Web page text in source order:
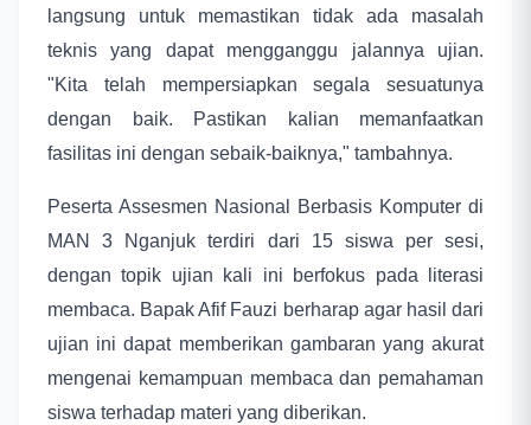
langsung untuk memastikan tidak ada masalah
teknis yang dapat mengganggu jalannya ujian.
"Kita telah mempersiapkan segala sesuatunya
dengan baik. Pastikan kalian memanfaatkan
fasilitas ini dengan sebaik-baiknya," tambahnya.
Peserta Assesmen Nasional Berbasis Komputer di
MAN 3 Nganjuk terdiri dari 15 siswa per sesi,
dengan topik ujian kali ini berfokus pada literasi
membaca. Bapak Afif Fauzi berharap agar hasil dari
ujian ini dapat memberikan gambaran yang akurat
mengenai kemampuan membaca dan pemahaman
siswa terhadap materi yang diberikan.